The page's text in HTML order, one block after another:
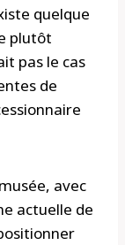
quelque
plutôt
pas le cas
de
avec
actuelle de